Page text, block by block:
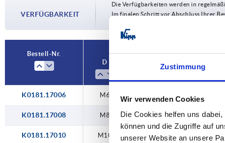
Zustimmung
Wir verwenden Cookies
Die Cookies helfen uns
können und die Zugriffe auf
unserer Website an unsere
M12
21 24
VERFÜGBARKEIT
Die Verfügbarkeiten werden in
Im finalen Schritt vor Abschluss Ihrer
Bestell-Nr.
D
K0181.17006 M6 —
K0181.17008 M8 14 —
K0181.17010 M10 14 —